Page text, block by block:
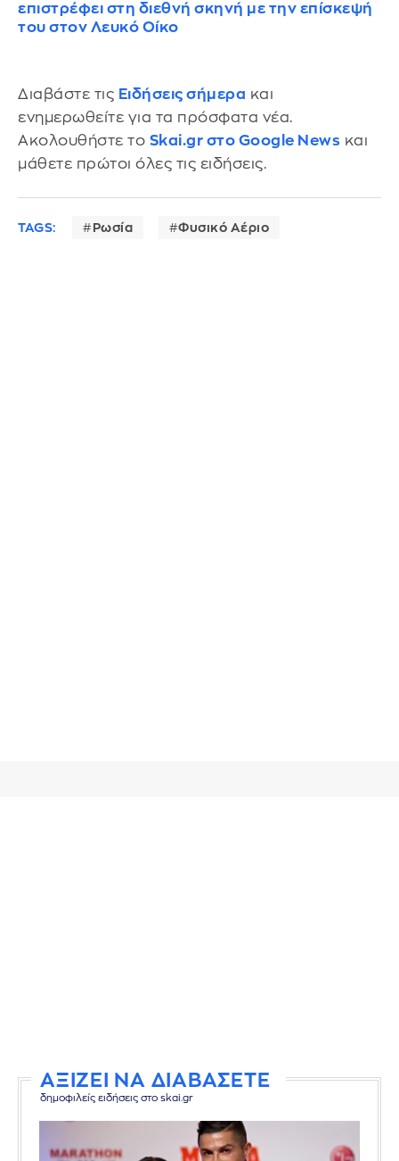
επιστρέφει στη διεθνή σκηνή με την επίσκεψή
του στον Λευκό Οίκο
Διαβάστε τις Ειδήσεις σήμερα και
ενημερωθείτε για τα πρόσφατα νέα.
Ακολουθήστε το Skai.gr στο Google News και
μάθετε πρώτοι όλες τις ειδήσεις.
TAGS: Ρωσία Φυσικό Αέριο
ΑΞΙΖΕΙ ΝΑ ΔΙΑΒΑΣΕΤΕ
δημοφιλείς ειδήσεις στο skai.gr